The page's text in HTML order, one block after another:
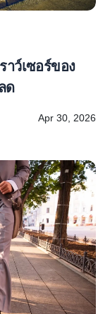
าว์เซอร์ของ
ด
Apr 30, 2026